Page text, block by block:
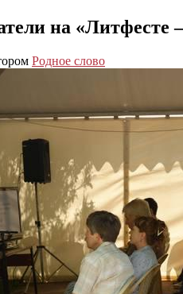
на «Литфесте
Родное слово